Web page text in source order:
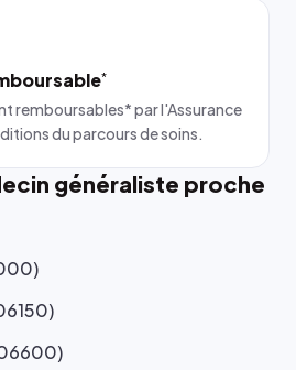
*
remboursables* par l'Assurance
du parcours de soins.
généraliste proche